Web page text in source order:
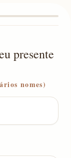
presente
nomes)